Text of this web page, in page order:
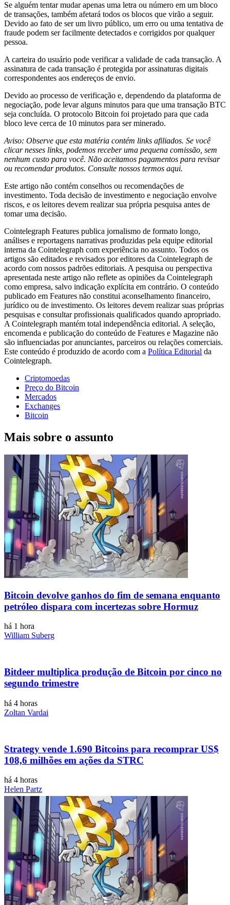
Se alguém tentar mudar apenas uma letra ou número em um bloco
de transações, também afetará todos os blocos que virão a seguir.
Devido ao fato de ser um livro público, um erro ou uma tentativa de
fraude podem ser facilmente detectados e corrigidos por qualquer
pessoa.
A carteira do usuário pode verificar a validade de cada transação. A
assinatura de cada transação é protegida por assinaturas digitais
correspondentes aos endereços de envio.
Devido ao processo de verificação e, dependendo da plataforma de
negociação, pode levar alguns minutos para que uma transação BTC
seja concluída. O protocolo Bitcoin foi projetado para que cada
bloco leve cerca de 10 minutos para ser minerado.
Aviso: Observe que esta matéria contém links afiliados. Se você
clicar nesses links, podemos receber uma pequena comissão, sem
nenhum custo para você. Não aceitamos pagamentos para revisar
ou recomendar produtos. Consulte nossos termos aqui.
Este artigo não contém conselhos ou recomendações de
investimento. Toda decisão de investimento e negociação envolve
riscos, e os leitores devem realizar sua própria pesquisa antes de
tomar uma decisão.
Cointelegraph Features publica jornalismo de formato longo,
análises e reportagens narrativas produzidas pela equipe editorial
interna da Cointelegraph com experiência no assunto. Todos os
artigos são editados e revisados por editores da Cointelegraph de
acordo com nossos padrões editoriais. A pesquisa ou perspectiva
apresentada neste artigo não reflete as opiniões da Cointelegraph
como empresa, salvo indicação explícita em contrário. O conteúdo
publicado em Features não constitui aconselhamento financeiro,
jurídico ou de investimento. Os leitores devem realizar suas próprias
pesquisas e consultar profissionais qualificados quando apropriado.
A Cointelegraph mantém total independência editorial. A seleção,
encomenda e publicação do conteúdo de Features e Magazine não
são influenciadas por anunciantes, parceiros ou relações comerciais.
Este conteúdo é produzido de acordo com a Política Editorial da
Cointelegraph.
Criptomoedas
Preço do Bitcoin
Mercados
Exchanges
Bitcoin
Mais sobre o assunto
Bitcoin devolve ganhos do fim de semana enquanto
petróleo dispara com incertezas sobre Hormuz
há 1 hora
William Suberg
Bitdeer multiplica produção de Bitcoin por cinco no
segundo trimestre
há 4 horas
Zoltan Vardai
Strategy vende 1.690 Bitcoins para recomprar US$
108,6 milhões em ações da STRC
há 4 horas
Helen Partz